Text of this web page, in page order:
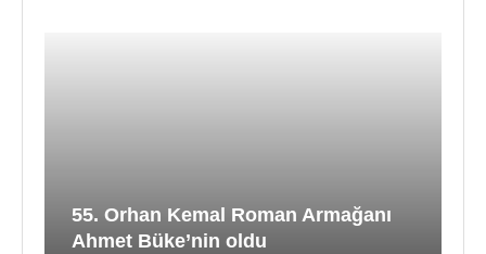
55. Orhan Kemal Roman Armağanı
Ahmet Büke’nin oldu